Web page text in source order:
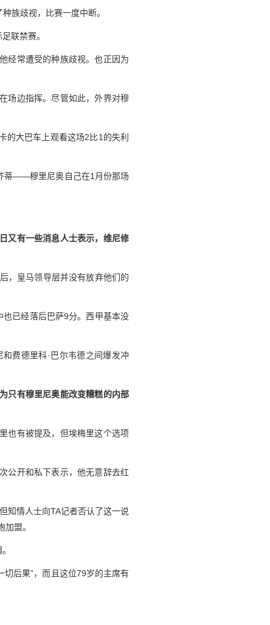
族歧视，比赛一度中断。
联禁赛。
经常遭受的种族歧视。也正因为
场边指挥。尽管如此，外界对穆
的大巴车上观看这场2比1的失利
蒂——穆里尼奥自己在1月份那场
又有一些消息人士表示，维尼修
，皇马领导层并没有放弃他们的
已经落后巴萨9分。西甲基本没
费德里科·巴尔韦德之间爆发冲
只有穆里尼奥能改变糟糕的内部
也有被提及，但埃梅里这个选项
公开和私下表示，他无意辞去红
知情人士向TA记者否认了这一说
盟。
切后果”，而且这位79岁的主席有